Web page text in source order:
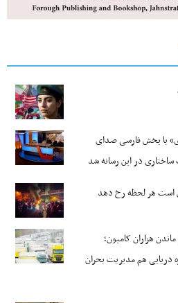
با بخش فارسی صدای
ساختاری در این رسانه شد
است هر لحظه رخ دهد
هزاران کامیون؛
هم مدیریت بحران